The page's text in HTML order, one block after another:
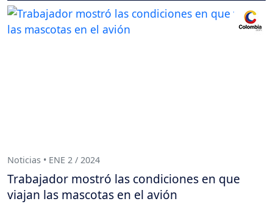
Noticias • ENE 2 / 2024
Trabajador mostró las condiciones en que
viajan las mascotas en el avión